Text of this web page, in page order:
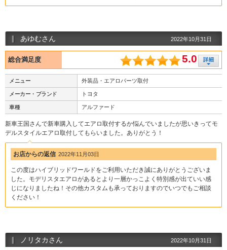
あゆむさん 2022年10月31日
総合満足度 5.0
メニュー 外装品・エアロパーツ取付
メーカー・ブランド トヨタ
車種 アルファード
新車王国さんで新車購入してエアロ取付するか悩んでいましたが思いきってモ
デルスタイルエアロ取付してもらいました。ありがとう！
お店からの返信 2022年11月03日
この度はハイブリッドワールドをご利用いただき誠にありがとうございま
した。モデリスタエアロがあるとより一層かっこよく特別感が出ていい感
じになりましたね！その他カスタムも承っておりますのでいつでもご相談
ください！
ノリタカさん 2022年10月31日